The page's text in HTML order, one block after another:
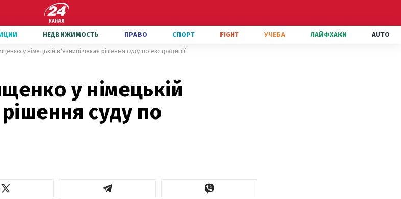
НЕДВИЖИМОСТЬ ПРАВО СПОРТ FIGHT УЧЕБА ЛАЙФХАКИ AUTO
у німецькій в'язниці чекає рішення суду по екстрадиції
у німецькій
суду по